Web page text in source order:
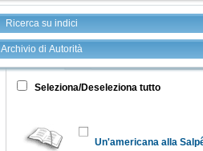
Ricerca su indici
Archivio di Autorità
Tutto +
Seleziona/Deseleziona tutto
Un'americana alla